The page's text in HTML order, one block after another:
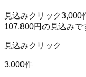
見込みクリック3,000
107,800円の見込みで
見込みクリック
3,000件